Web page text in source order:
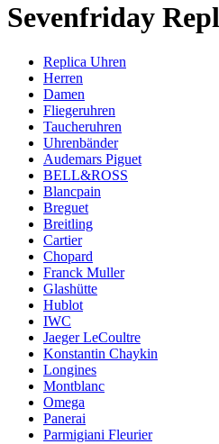
Sevenfriday
Replica Uhren
Herren
Damen
Fliegeruhren
Taucheruhren
Uhrenbänder
Audemars Piguet
BELL&ROSS
Blancpain
Breguet
Breitling
Cartier
Chopard
Franck Muller
Glashütte
Hublot
IWC
Jaeger LeCoultre
Konstantin Chaykin
Longines
Montblanc
Omega
Panerai
Parmigiani Fleurier